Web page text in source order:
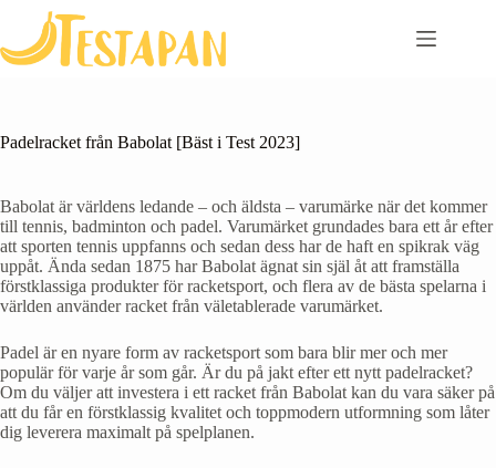
content
Padelracket från Babolat [Bäst i Test 2023]
Babolat är världens ledande – och äldsta – varumärke när det kommer
till tennis, badminton och padel. Varumärket grundades bara ett år efter
att sporten tennis uppfanns och sedan dess har de haft en spikrak väg
uppåt. Ända sedan 1875 har Babolat ägnat sin själ åt att framställa
förstklassiga produkter för racketsport, och flera av de bästa spelarna i
världen använder racket från väletablerade varumärket.
Padel är en nyare form av racketsport som bara blir mer och mer
populär för varje år som går. Är du på jakt efter ett nytt padelracket?
Om du väljer att investera i ett racket från Babolat kan du vara säker på
att du får en förstklassig kvalitet och toppmodern utformning som låter
dig leverera maximalt på spelplanen.